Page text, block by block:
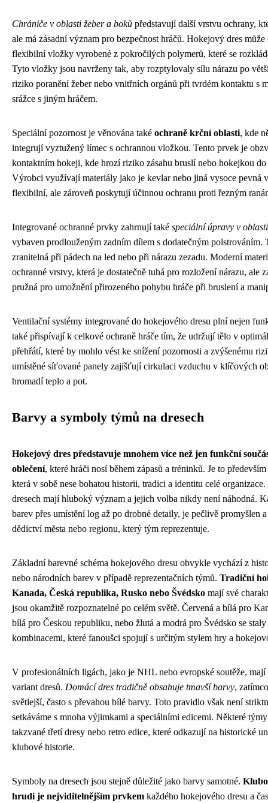
Chrániče v oblasti žeber a boků představují další vrstvu ochrany,
ale má zásadní význam pro bezpečnost hráčů. Hokejový dres může
flexibilní vložky vyrobené z pokročilých polymerů, které se
Tyto vložky jsou navrženy tak, aby rozptylovaly sílu nárazu po
riziko poranění žeber nebo vnitřních orgánů při tvrdém kontaktu s
srážce s jiným hráčem.
Speciální pozornost je věnována také ochraně krční oblasti, kde
integrují vyztužený límec s ochrannou vložkou. Tento prvek je
kontaktním hokeji, kde hrozí riziko zásahu bruslí nebo hokejkou
Výrobci využívají materiály jako je kevlar nebo jiná vysoce pevná
flexibilní, ale zároveň poskytují účinnou ochranu proti řezným
Integrované ochranné prvky zahrnují také speciální úpravy v
vybaven prodlouženým zadním dílem s dodatečným polstrováním.
zranitelná při pádech na led nebo při nárazu zezadu. Moderní
ochranné vrstvy, která je dostatečně tuhá pro rozložení nárazu, ale
pružná pro umožnění přirozeného pohybu hráče při bruslení a
Ventilační systémy integrované do hokejového dresu plní nejen
také přispívají k celkové ochraně hráče tím, že udržují tělo v
přehřátí, které by mohlo vést ke snížení pozornosti a zvýšenému
umístěné síťované panely zajišťují cirkulaci vzduchu v klíčových
hromadí teplo a pot.
Barvy a symboly týmů na dresech
Hokejový dres představuje mnohem více než jen funkční
oblečení, které hráči nosí během zápasů a tréninků. Je to
která v sobě nese bohatou historii, tradici a identitu celé
dresech mají hluboký význam a jejich volba nikdy není náhodná.
barev přes umístění log až po drobné detaily, je pečlivě promyšlen
dědictví města nebo regionu, který tým reprezentuje.
Základní barevné schéma hokejového dresu obvykle vychází z
nebo národních barev v případě reprezentačních týmů. Tradiční
Kanada, Česká republika, Rusko nebo Švédsko mají své
jsou okamžitě rozpoznatelné po celém světě. Červená a bílá pro
bílá pro Českou republiku, nebo žlutá a modrá pro Švédsko se
kombinacemi, které fanoušci spojují s určitým stylem hry a
V profesionálních ligách, jako je NHL nebo evropské soutěže,
variant dresů. Domácí dres tradičně obsahuje tmavší barvy,
světlejší, často s převahou bílé barvy. Toto pravidlo však není
setkáváme s mnoha výjimkami a speciálními edicemi. Některé
takzvané třetí dresy nebo retro edice, které odkazují na historické
klubové historie.
Symboly na dresech jsou stejně důležité jako barvy samotné.
hrudi je nejviditelnějším prvkem každého hokejového dresu a